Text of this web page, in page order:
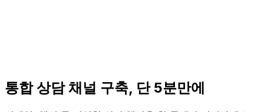
통합 상담 채널 구축, 단 5분만에